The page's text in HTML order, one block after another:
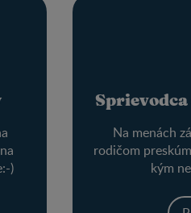
)
Na menách
rodičom
kým